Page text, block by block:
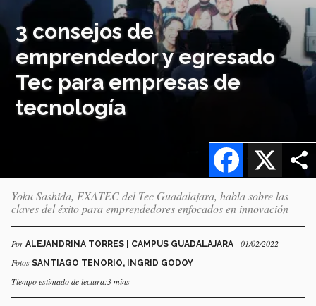
3 consejos de
emprendedor y egresado
Tec para empresas de
tecnología
X
Facebook
Yoku Sashida, EXATEC del Tec Guadalajara, habla sobre las
claves del éxito para emprendedores enfocados en innovación
Por ALEJANDRINA TORRES | CAMPUS GUADALAJARA - 01/02/2022
Fotos SANTIAGO TENORIO, INGRID GODOY
Tiempo estimado de lectura:3 mins